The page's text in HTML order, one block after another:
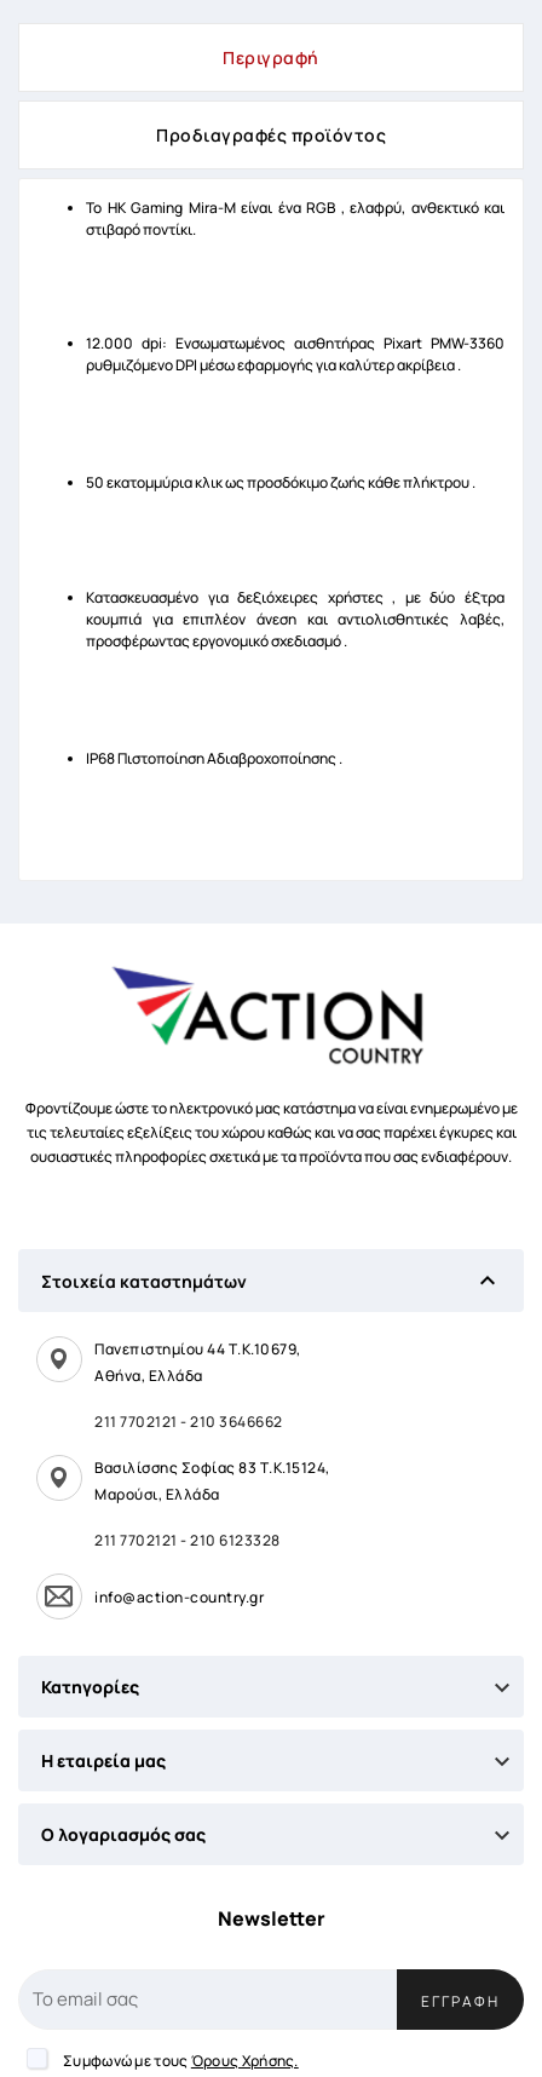
Περιγραφή
Προδιαγραφές προϊόντος
Το HK Gaming Mira-M είναι ένα RGB , ελαφρύ, ανθεκτικό και
στιβαρό ποντίκι.
12.000 dpi: Ενσωματωμένος αισθητήρας Pixart PMW-3360
ρυθμιζόμενo DPI μέσω εφαρμογής για καλύτερ ακρίβεια .
50 εκατομμύρια κλικ ως προσδόκιμο ζωής κάθε πλήκτρου .
Κατασκευασμένο για δεξιόχειρες χρήστες , με δύο έξτρα
κουμπιά για επιπλέον άνεση και αντιολισθητικές λαβές,
προσφέρωντας εργονομικό σχεδιασμό .
IP68 Πιστοποίηση Αδιαβροχοποίησης .
Φροντίζουμε ώστε το ηλεκτρονικό μας κατάστημα να είναι ενημερωμένο με
τις τελευταίες εξελίξεις του χώρου καθώς και να σας παρέχει έγκυρες και
ουσιαστικές πληροφορίες σχετικά με τα προϊόντα που σας ενδιαφέρουν.
Στοιχεία καταστημάτων 
Πανεπιστημίου 44 Τ.Κ.10679,
Αθήνα, Ελλάδα
211 7702121 -210 3646662
Βασιλίσσης Σοφίας 83 Τ.Κ.15124,
Μαρούσι, Ελλάδα
211 7702121 -210 6123328
info@action-country.gr
Κατηγορίες 
Η εταιρεία μας 
Ο λογαριασμός σας 
Newsletter
ΕΓΓΡΑΦΉ
Συμφωνώ με τους Όρους Χρήσης.